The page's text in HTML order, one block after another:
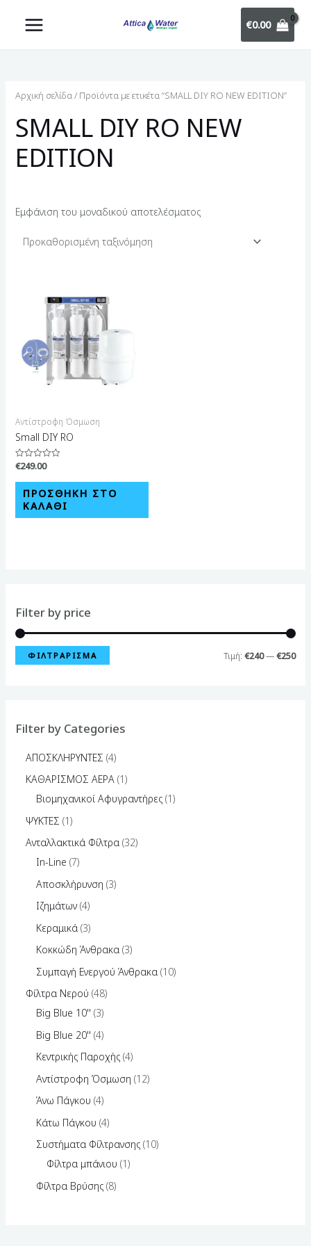
€0.00
Filter by price
ΦΙΛΤΡΆΡΙΣΜΑ Τιμή:€240—€250
Filter by Categories
ΑΠΟΣΚΛΗΡΥΝΤΕΣ 4
ΚΑΘΑΡΙΣΜΟΣ ΑΕΡΑ 1
Βιομηχανικοί Αφυγραντήρες 1
ΨΥΚΤΕΣ 1
Ανταλλακτικά Φίλτρα 32
In-Line 7
Αποσκλήρυνση 3
Ιζημάτων 4
Κεραμικά 3
Κοκκώδη Άνθρακα 3
Συμπαγή Ενεργού Άνθρακα 10
Φίλτρα Νερού 48
Big Blue 10'' 3
Big Blue 20'' 4
Κεντρικής Παροχής 4
Αντίστροφη Όσμωση 12
Άνω Πάγκου 4
Κάτω Πάγκου 4
Συστήματα Φίλτρανσης 10
Φίλτρα μπάνιου 1
Φίλτρα Βρύσης 8
Αρχική σελίδα / Προϊόντα με ετικέτα “SMALL DIY RO NEW EDITION”
SMALL DIY RO NEW
EDITION
Εμφάνιση του μοναδικού αποτελέσματος
Αντίστροφη Όσμωση
Small DIY RO
Βαθμολογήθηκε
0
από
€249.00
ΠΡΟΣΘΉΚΗ ΣΤΟ
ΚΑΛΆΘΙ